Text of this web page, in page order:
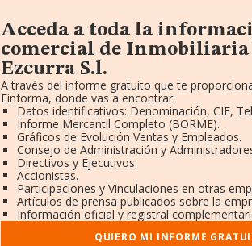
Acceda a toda la
comercial de Inmobiliaria
Ezcurra S.l.
A través del informe gratuito que te
Einforma, donde vas a encontrar:
Datos identificativos: Denominación, CIF,
Informe Mercantil Completo (BORME).
Gráficos de Evolución Ventas y Empleados.
Consejo de Administración y
Directivos y Ejecutivos.
Accionistas.
Participaciones y Vinculaciones en otras
Artículos de prensa publicados sobre la
Información oficial y registral
QUIERO MI INFORME